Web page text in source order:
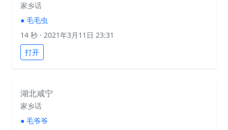
家乡话
● 毛毛虫
14 秒 · 2021年3月11日 23:31
打开
湖北咸宁
家乡话
● 毛爷爷